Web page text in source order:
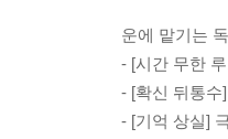
운에 맡기는
- [시간 무한
- [확신 뒤통수
- [기억 상실]